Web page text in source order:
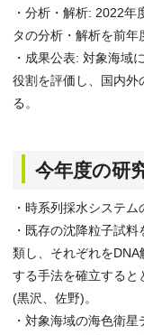
・分析・解析: 2022
タの分析・解析を前年
・成果公表: 対象海域
役割を評価し、国内外
る。
今年度の研
・時系列採水システム
・既存の沈降粒子試
類し、それぞれを
する手法を確立すると
(黒沢、佐野)。
・対象海域の海色衛